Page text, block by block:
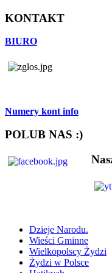
KONTAKT
BIURO
Numery kont info
POLUB NAS :)
Dzieje Narodu.
Wieści Gminne
Wielkopolscy Żydzi
Żydzi w Polsce